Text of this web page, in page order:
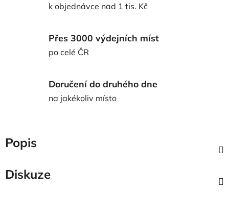
k objednávce nad 1 tis. Kč
Přes 3000 výdejních míst
po celé ČR
Doručení do druhého dne
na jakékoliv místo
Popis
Diskuze